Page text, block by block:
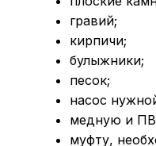
гравий;
кирпичи;
булыжники;
песок;
насос
медную и
муфту,